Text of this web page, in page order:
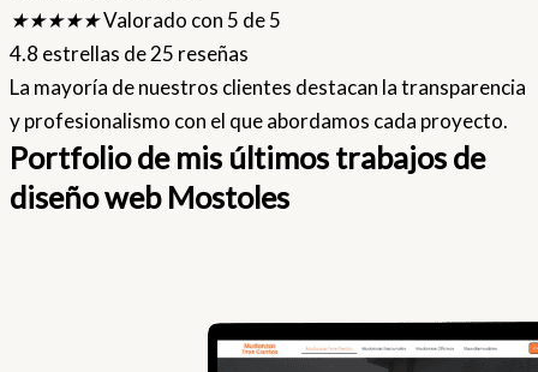
★★★★★Valorado con 5 de 5
4.8 estrellas de 25 reseñas
La mayoría de nuestros clientes destacan la transparencia
y profesionalismo con el que abordamos cada proyecto.
Portfolio de mis últimos trabajos de
diseño web Mostoles